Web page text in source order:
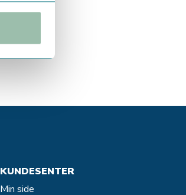
KUNDESENTER
Min side